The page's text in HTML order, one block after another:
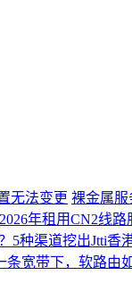
无法变更 裸金属服
年租用CN2线
5种渠道挖出Jtti香
条宽带下，软路由